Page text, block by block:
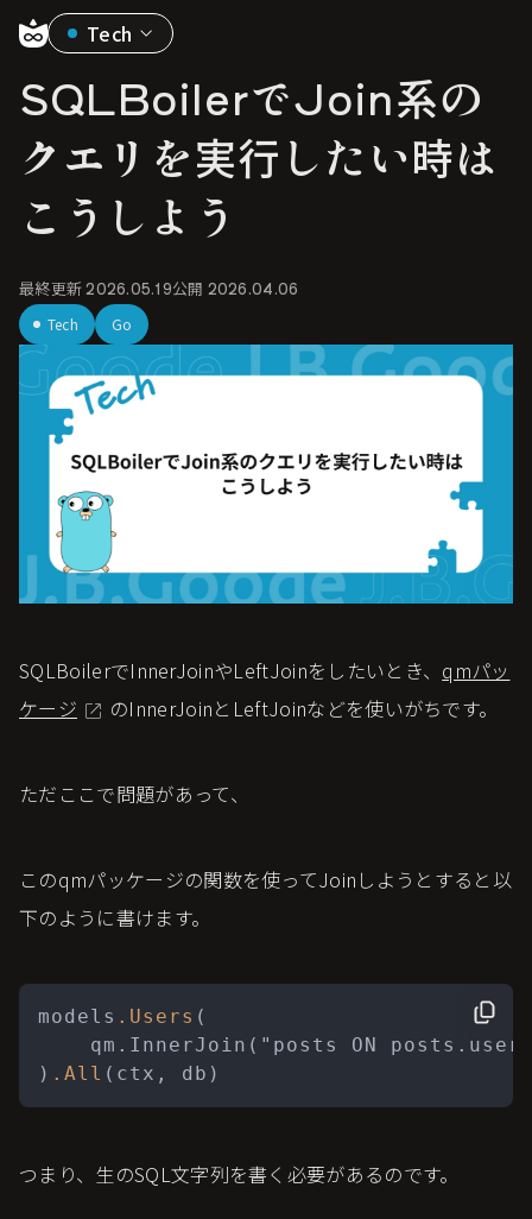
Tech
SQLBoilerでJoin系の
クエリを実行したい時は
こうしよう
最終更新2026.05.19公開 2026.04.06
Tech Go
SQLBoilerでInnerJoinやLeftJoinをしたいとき、 qmパッ
ケージ
のInnerJoinとLeftJoinなどを使いがちです。
ただここで問題があって、
このqmパッケージの関数を使ってJoinしようとすると以
下のように書けます。
models .Users (
qm.InnerJoin("posts ON
) .All
つまり、生のSQL文字列を書く必要があるのです。